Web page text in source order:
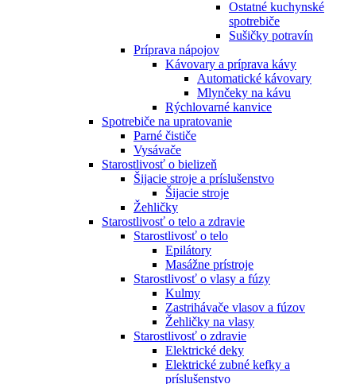
Ostatné kuchynské
spotrebiče
Sušičky potravín
Príprava nápojov
Kávovary a príprava kávy
Automatické kávovary
Mlynčeky na kávu
Rýchlovarné kanvice
Spotrebiče na upratovanie
Parné čističe
Vysávače
Starostlivosť o bielizeň
Šijacie stroje a príslušenstvo
Šijacie stroje
Žehličky
Starostlivosť o telo a zdravie
Starostlivosť o telo
Epilátory
Masážne prístroje
Starostlivosť o vlasy a fúzy
Kulmy
Zastrihávače vlasov a fúzov
Žehličky na vlasy
Starostlivosť o zdravie
Elektrické deky
Elektrické zubné kefky a
príslušenstvo